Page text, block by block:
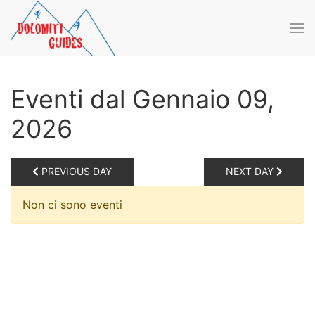
Skip to main content
Eventi dal Gennaio 09,
2026
PREVIOUS DAY NEXT DAY
Non ci sono eventi